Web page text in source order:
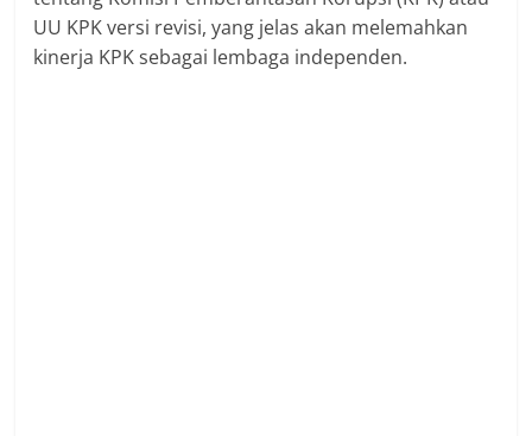
UU KPK versi revisi, yang jelas akan melemahkan
kinerja KPK sebagai lembaga independen.